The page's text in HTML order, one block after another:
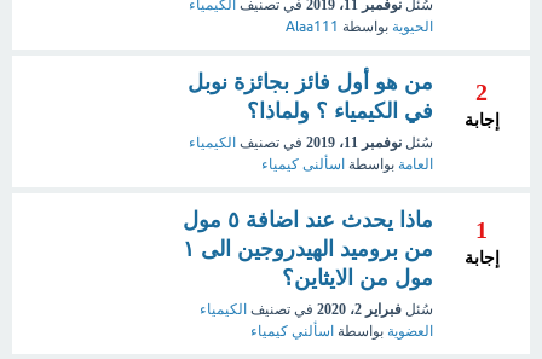
سُئل نوفمبر 11، 2019 في تصنيف الكيمياء
الحيوية بواسطة Alaa111
2
إجابة
من هو أول فائز بجائزة نوبل
في الكيمياء ؟ ولماذا؟
سُئل نوفمبر 11، 2019 في تصنيف الكيمياء
العامة بواسطة اسألنى كيمياء
1
إجابة
ماذا يحدث عند اضافة ٥ مول
من بروميد الهيدروجين الى ١
مول من الايثاين؟
سُئل فبراير 2، 2020 في تصنيف الكيمياء
العضوية بواسطة اسألني كيمياء